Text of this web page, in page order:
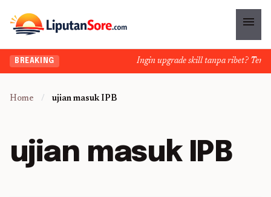
menu
BREAKING Ingin upgrade skill tanpa ribet?
Home / ujian masuk IPB
ujian masuk IPB